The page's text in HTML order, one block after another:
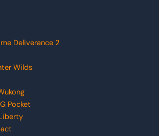
Deliverance 2
Wilds
Pocket